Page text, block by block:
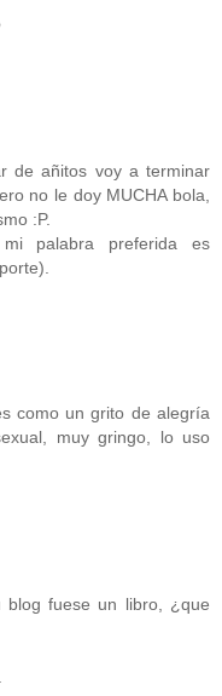
de añitos voy a terminar
no le doy MUCHA bola,
:P.
palabra preferida es
como un grito de alegría
muy gringo, lo uso
blog fuese un libro, ¿que